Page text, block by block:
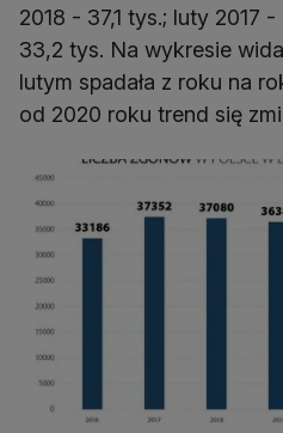
2018 - 37,1 tys.; luty 2017
33,2 tys. Na wykresie
lutym spadała z roku na
od 2020 roku trend się